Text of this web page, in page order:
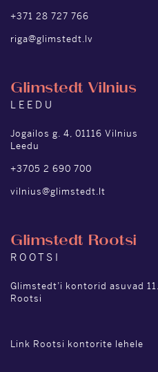
+371 28 727 766
riga@glimstedt.lv
Glimstedt Vilnius
LEEDU
Jogailos g. 4, 01116 Vilnius
Leedu
+3705 2 690 700
vilnius@glimstedt.lt
Glimstedt Rootsi
ROOTSI
Glimstedt’i kontorid asuvad
Rootsi
Link Rootsi kontorite lehele